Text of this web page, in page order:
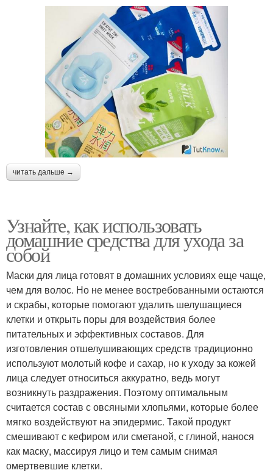
читать дальше →
Узнайте, как использовать
домашние средства для ухода за
собой
Маски для лица готовят в домашних условиях еще чаще,
чем для волос. Но не менее востребованными остаются
и скрабы, которые помогают удалить шелушащиеся
клетки и открыть поры для воздействия более
питательных и эффективных составов. Для
изготовления отшелушивающих средств традиционно
используют молотый кофе и сахар, но к уходу за кожей
лица следует относиться аккуратно, ведь могут
возникнуть раздражения. Поэтому оптимальным
считается состав с овсяными хлопьями, которые более
мягко воздействуют на эпидермис. Такой продукт
смешивают с кефиром или сметаной, с глиной, нанося
как маску, массируя лицо и тем самым снимая
омертвевшие клетки.